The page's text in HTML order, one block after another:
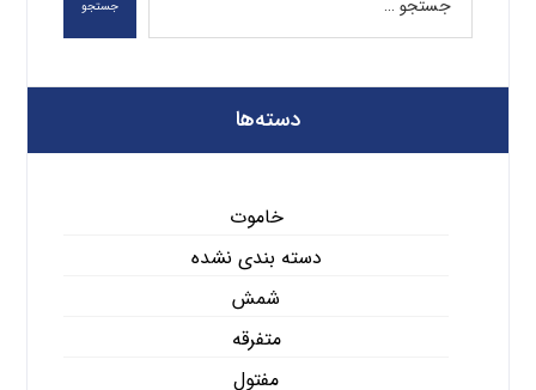
جستجو
دسته‌ها
خاموت
دسته بندی نشده
شمش
متفرقه
مفتول